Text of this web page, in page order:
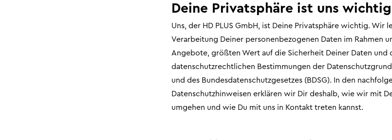
Deine Privatsphäre ist uns wichtig
Uns, der HD PLUS GmbH, ist Deine Privatsphäre wichtig. Wir
Verarbeitung Deiner personenbezogenen Daten im Rahmen
Angebote, größten Wert auf die Sicherheit Deiner Daten und
datenschutzrechtlichen Bestimmungen der
und des Bundesdatenschutzgesetzes (BDSG). In den
Datenschutzhinweisen erklären wir Dir deshalb, wie wir mit
umgehen und wie Du mit uns in Kontakt treten kannst.